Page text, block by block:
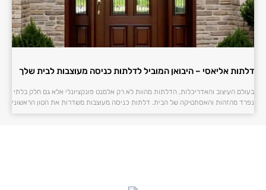
דלתות אליאסי – היבואן המוביל לדלתות כניסה מעוצבות לבית שלך
בעולם העיצוב והאדריכלות, הדלתות מהוות לא רק אלמנט פונקציונלי אלא גם חלק בלתי
נפרד מהזהות והאסתטיקה של הבית. דלתות כניסה מעוצבות משדרות את הטון הראשוני